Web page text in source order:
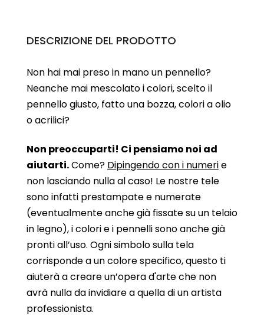
DESCRIZIONE DEL PRODOTTO
Non hai mai preso in mano un pennello?
Neanche mai mescolato i colori, scelto il
pennello giusto, fatto una bozza, colori a olio
o acrilici?
Non preoccuparti! Ci pensiamo noi ad
aiutarti.Come? Dipingendo con i numerie
non lasciando nulla al caso! Le nostre tele
sono infatti prestampate e numerate
(eventualmente anche già fissate su un telaio
in legno), i colori e i pennelli sono anche già
pronti all’uso. Ogni simbolo sulla tela
corrisponde a un colore specifico, questo ti
aiuterà a creare un’opera d'arte che non
avrà nulla da invidiare a quella di un artista
professionista.